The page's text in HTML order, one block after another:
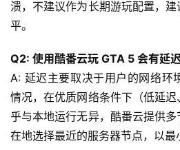
网
+
动
态
关
于
溃，不建议作为长期游玩配置，
平。
Q2: 使用酷番云玩 GTA 5 会有延迟
A: 延迟主要取决于用户的网络环
情况，在优质网络条件下（低延
乎与本地运行无异，酷番云提供
在地选择最近的服务器节点，以最